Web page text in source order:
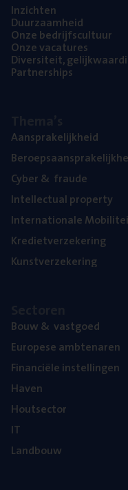
Inzich­ten
Duur­zaam­heid
Onze bedrijfs­cul­tuur
Onze vaca­tu­res
Diver­si­teit,
Part­ner­ships
Aan­spra­ke­lijk­heid
Cyber& fraude
Intel­lec­tu­al property
Inter­na­ti­o­na­le
Kre­diet­ver­ze­ke­ring
Kunst­ver­ze­ke­ring
Bouw& vastgoed
Euro­pe­se ambtenaren
Finan­ci­ë­le instellingen
Haven
Hout­sec­tor
IT
Land­bouw